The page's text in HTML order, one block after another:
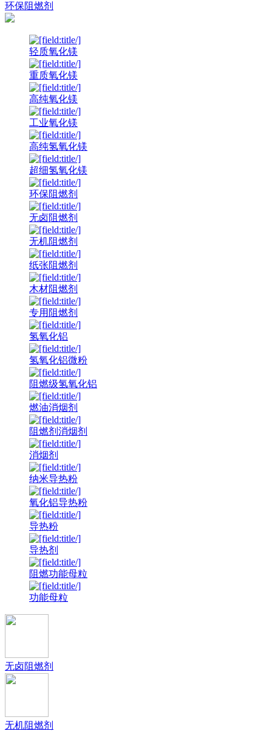
环保阻燃剂
轻质氧化镁
重质氧化镁
高纯氧化镁
工业氧化镁
高纯氢氧化镁
超细氢氧化镁
环保阻燃剂
无卤阻燃剂
无机阻燃剂
纸张阻燃剂
木材阻燃剂
专用阻燃剂
氢氧化铝
氢氧化铝微粉
阻燃级氢氧化铝
燃油消烟剂
阻燃剂消烟剂
消烟剂
纳米导热粉
氧化铝导热粉
导热粉
导热剂
阻燃功能母粒
功能母粒
无卤阻燃剂
无机阻燃剂